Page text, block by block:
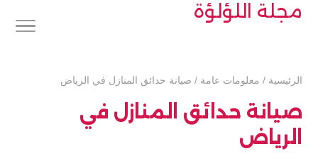
مجلة اللؤلؤة
الرئيسية / معلومات عامة / صيانة حدائق المنازل في الرياض
صيانة حدائق المنازل في
الرياض